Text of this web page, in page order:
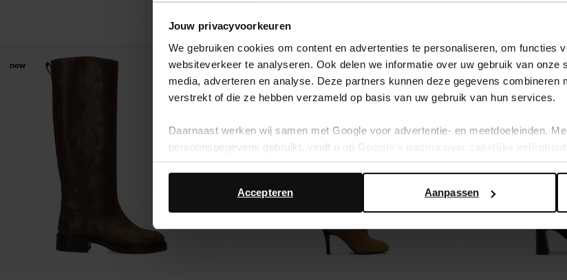
Jouw privacyvoorkeuren
We gebruiken cookies om content en advertenties te personaliseren, om functies
websiteverkeer te analyseren. Ook delen we informatie over uw gebruik van onze
media, adverteren en analyse. Deze partners kunnen deze gegevens combineren
verstrekt of die ze hebben verzameld op basis van uw gebruik van hun services.
Daarnaast werken wij samen met Google voor advertentie- en meetdoeleinden.
persoonsgegevens gebruikt, vindt u op
Aanpassen
Accepteren
new new new